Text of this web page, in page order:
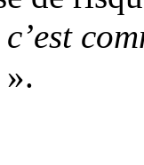
».